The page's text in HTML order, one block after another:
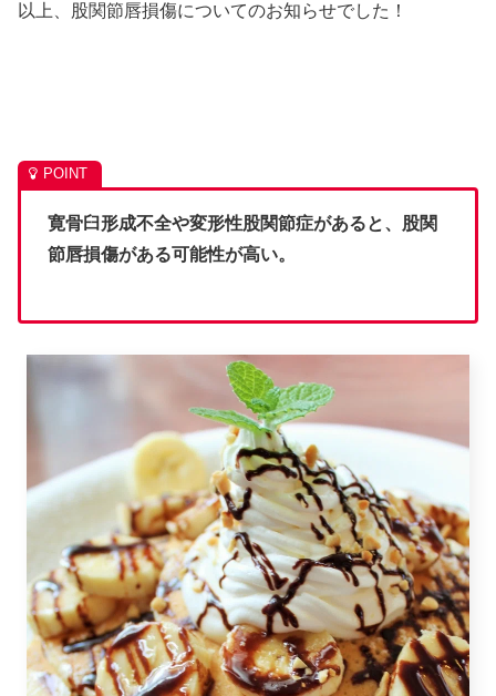
以上、股関節唇損傷についてのお知らせでした！
寛骨臼形成不全や変形性股関節症があると、股関
節唇損傷がある可能性が高い。